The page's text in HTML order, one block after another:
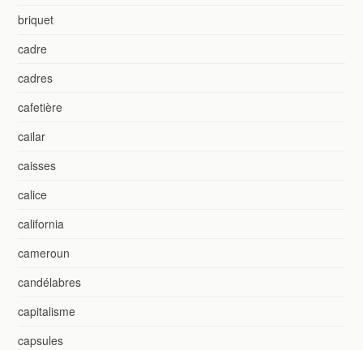
briquet
cadre
cadres
cafetière
cailar
caisses
calice
california
cameroun
candélabres
capitalisme
capsules